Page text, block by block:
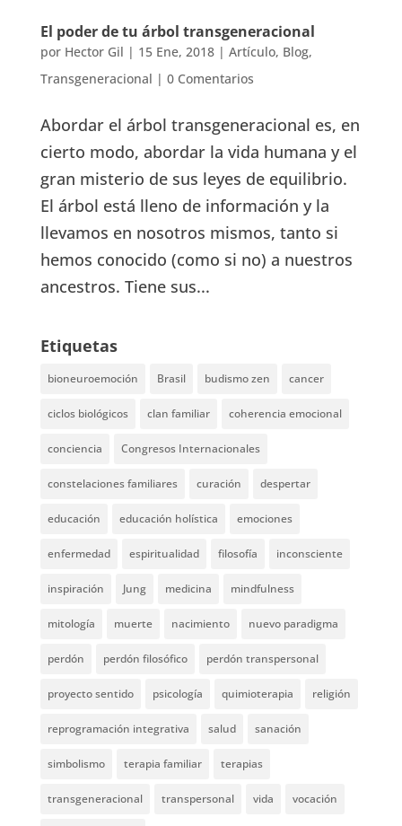
El poder de tu árbol transgeneracional
por Hector Gil | 15 Ene, 2018| Artículo, Blog,
Transgeneracional | 0 Comentarios
Abordar el árbol transgeneracional es, en
cierto modo, abordar la vida humana y el
gran misterio de sus leyes de equilibrio.
El árbol está lleno de información y la
llevamos en nosotros mismos, tanto si
hemos conocido (como si no) a nuestros
ancestros. Tiene sus...
Etiquetas
bioneuroemoción Brasil budismo zen cancer
ciclos biológicos clan familiar coherencia emocional
conciencia Congresos Internacionales
constelaciones familiares curación despertar
educación educación holística emociones
enfermedad espiritualidad filosofía inconsciente
inspiración Jung medicina mindfulness
mitología muerte nacimiento nuevo paradigma
perdón perdón filosófico perdón transpersonal
proyecto sentido psicología quimioterapia religión
reprogramación integrativa salud sanación
simbolismo terapia familiar terapias
transgeneracional transpersonal vida vocación